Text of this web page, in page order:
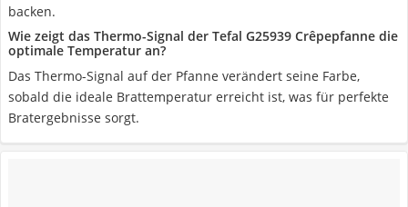
backen.
Wie zeigt das Thermo-Signal der Tefal G25939 Crêpepfanne die
optimale Temperatur an?
Das Thermo-Signal auf der Pfanne verändert seine Farbe,
sobald die ideale Brattemperatur erreicht ist, was für perfekte
Bratergebnisse sorgt.